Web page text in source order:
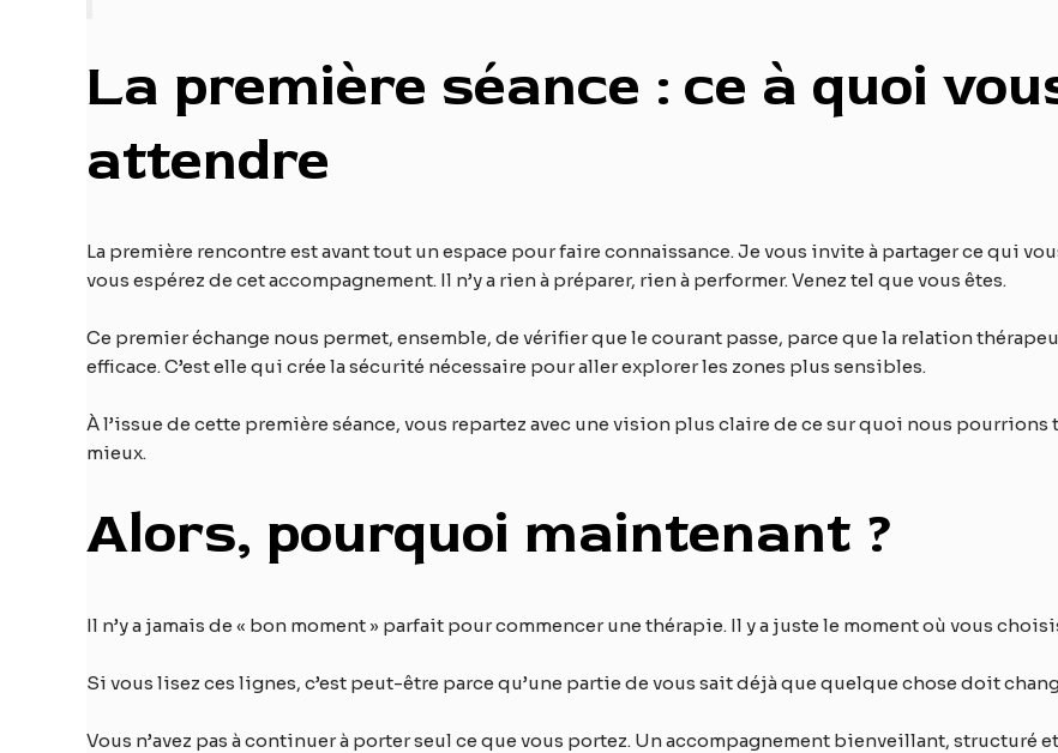
La première séance : ce à quoi
attendre
La première rencontre est avant tout un espace pour faire connaissance. Je vous invite à partager ce qui
vous espérez de cet accompagnement. Il n’y a rien à préparer, rien à performer. Venez tel que vous êtes.
Ce premier échange nous permet, ensemble, de vérifier que le courant passe, parce que la relation
efficace. C’est elle qui crée la sécurité nécessaire pour aller explorer les zones plus sensibles.
À l’issue de cette première séance, vous repartez avec une vision plus claire de ce sur quoi nous
mieux.
Alors, pourquoi maintenant ?
Il n’y a jamais de « bon moment » parfait pour commencer une thérapie. Il y a juste le moment où vous
Si vous lisez ces lignes, c’est peut-être parce qu’une partie de vous sait déjà que quelque chose doit
Vous n’avez pas à continuer à porter seul ce que vous portez. Un accompagnement bienveillant, structuré